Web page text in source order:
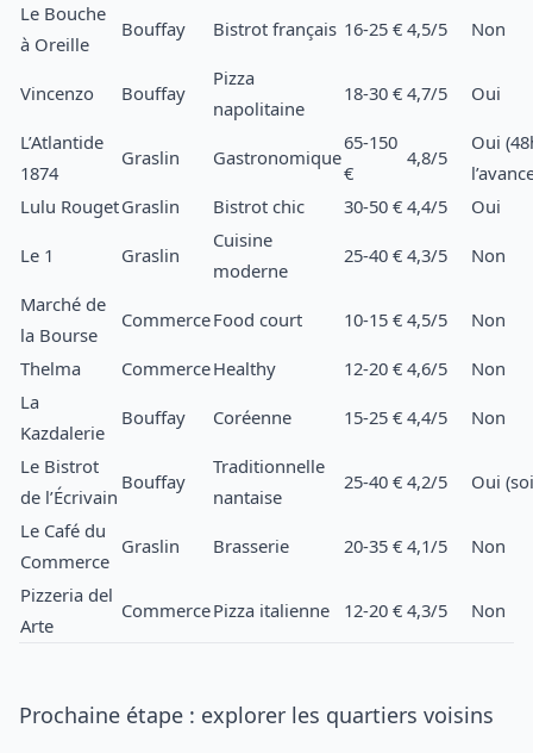
Le Bouche
à Oreille
Bouffay Bistrot français 16-25 € 4,5/5 Non
Vincenzo Bouffay
Pizza
napolitaine
18-30 € 4,7/5 Oui
L’Atlantide
1874
Graslin Gastronomique
65-150
€
4,8/5
Oui
Lulu RougetGraslin Bistrot chic 30-50 € 4,4/5 Oui
Le 1 Graslin
Cuisine
moderne
25-40 € 4,3/5 Non
Marché de
la Bourse
CommerceFood court 10-15 € 4,5/5 Non
Thelma CommerceHealthy 12-20 € 4,6/5
Non
La
Kazdalerie
Bouffay Coréenne 15-25 € 4,4/5 Non
Le Bistrot
de l’Écrivain
Bouffay
Traditionnelle
nantaise
25-40 € 4,2/5 Oui
Le Café du
Commerce
Graslin Brasserie 20-35 € 4,1/5 Non
Pizzeria del
Arte
CommercePizza italienne 12-20 € 4,3/5 Non
Prochaine étape : explorer les quartiers voisins